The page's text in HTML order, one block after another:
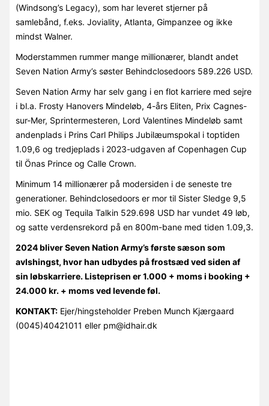
(Windsong’s Legacy), som har leveret stjerner på
samlebånd, f.eks. Joviality, Atlanta, Gimpanzee og ikke
mindst Walner.
Moderstammen rummer mange millionærer, blandt andet
Seven Nation Army’s søster Behindclosedoors 589.226 USD.
Seven Nation Army har selv gang i en flot karriere med sejre
i bl.a. Frosty Hanovers Mindeløb, 4-års Eliten, Prix Cagnes-
sur-Mer, Sprintermesteren, Lord Valentines Mindeløb samt
andenplads i Prins Carl Philips Jubilæumspokal i toptiden
1.09,6 og tredjeplads i 2023-udgaven af Copenhagen Cup
til Önas Prince og Calle Crown.
Minimum 14 millionærer på modersiden i de seneste tre
generationer. Behindclosedoors er mor til Sister Sledge 9,5
mio. SEK og Tequila Talkin 529.698 USD har vundet 49 løb,
og satte verdensrekord på en 800m-bane med tiden 1.09,3.
2024 bliver Seven Nation Army’s første sæson som
avlshingst, hvor han udbydes på frostsæd ved siden af
sin løbskarriere. Listeprisen er 1.000 + moms i booking +
24.000 kr. + moms ved levende føl.
KONTAKT:Ejer/hingsteholder Preben Munch Kjærgaard
(0045)40421011 eller pm@idhair.dk